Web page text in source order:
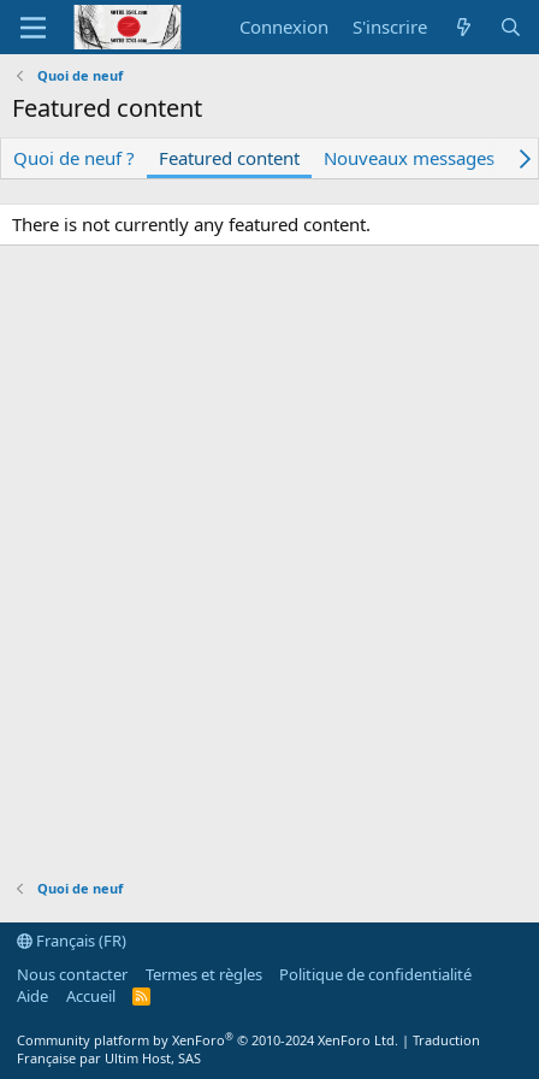
Connexion S'inscrire
Quoi de neuf
Featured content
Quoi de neuf ? Featured content Nouveaux messages
There is not currently any featured content.
Quoi de neuf
Français (FR)
Nous contacter
Termes et règles
Politique de confidentialité
Aide
Accueil
R
Community platform by XenForo® © 2010-2024 XenForo Ltd. | Traduction
Française par Ultim Host, SAS